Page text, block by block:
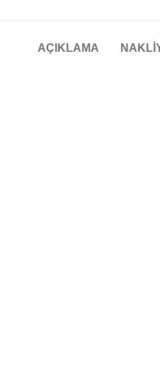
AÇIKLAMA